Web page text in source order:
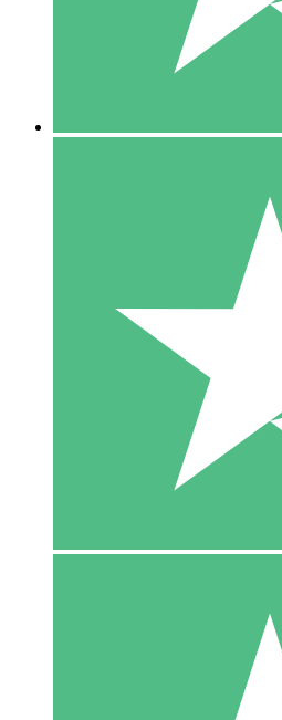
10 Descargas
20 00